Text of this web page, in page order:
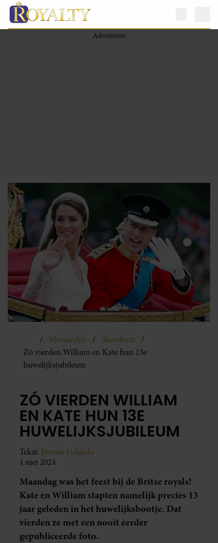
Monarchie
Showbuzz
Zó vierden William en Kate hun 13e
huwelijksjubileum
ZÓ VIERDEN WILLIAM
EN KATE HUN 13E
HUWELIJKSJUBILEUM
Tekst: Denise Delgado
1 mei 2024
Maandag was het feest bij de Britse royals!
Kate en William stapten namelijk precies 13
jaar geleden in het huwelijksbootje. Dat
vierden ze met een nooit eerder
gepubliceerde foto.